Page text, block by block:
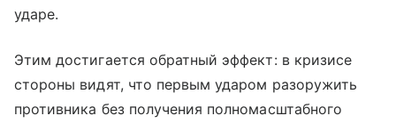
ударе.
Этим достигается обратный эффект: в кризисе
стороны видят, что первым ударом разоружить
противника без получения полномасштабного